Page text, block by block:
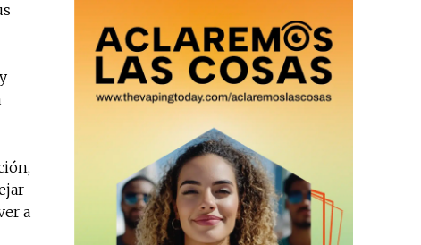
reduction in your email.
SUBSCRIBIRSE
a